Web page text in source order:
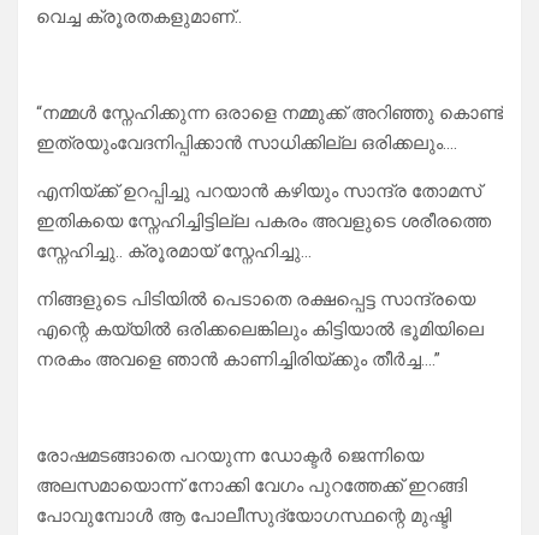
വെച്ച ക്രൂരതകളുമാണ്..
“നമ്മൾ സ്നേഹിക്കുന്ന ഒരാളെ നമ്മുക്ക് അറിഞ്ഞു കൊണ്ട്
ഇത്രയുംവേദനിപ്പിക്കാൻ സാധിക്കില്ല ഒരിക്കലും….
എനിയ്ക്ക് ഉറപ്പിച്ചു പറയാൻ കഴിയും സാന്ദ്ര തോമസ്
ഇതികയെ സ്നേഹിച്ചിട്ടില്ല പകരം അവളുടെ ശരീരത്തെ
സ്നേഹിച്ചു.. ക്രൂരമായ് സ്നേഹിച്ചു…
നിങ്ങളുടെ പിടിയിൽ പെടാതെ രക്ഷപ്പെട്ട സാന്ദ്രയെ
എന്റെ കയ്യിൽ ഒരിക്കലെങ്കിലും കിട്ടിയാൽ ഭൂമിയിലെ
നരകം അവളെ ഞാൻ കാണിച്ചിരിയ്ക്കും തീർച്ച….”
രോഷമടങ്ങാതെ പറയുന്ന ഡോക്ടർ ജെന്നിയെ
അലസമായൊന്ന് നോക്കി വേഗം പുറത്തേക്ക് ഇറങ്ങി
പോവുമ്പോൾ ആ പോലീസുദ്യോഗസ്ഥന്റെ മുഷ്ടി